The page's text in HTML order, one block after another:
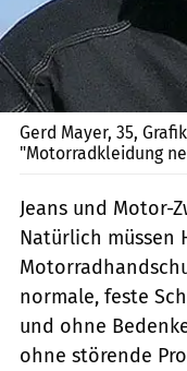
Gerd Mayer, 35,
"Motorradkleidung
Jeans und Motor-
Natürlich müssen
normale, feste
und ohne
ohne störende